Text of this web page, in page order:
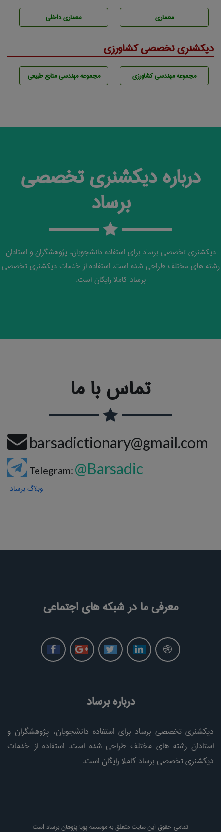
معماری معماری داخلی
دیکشنری تخصصی کشاورزی
مجموعه مهندسی كشاورزی مجموعه مهندسی منابع طبيعی
درباره دیکشنری تخصصی
برساد
دیکشنری تخصصی برساد برای استفاده دانشجویان، پژوهشگران و استادان
رشته های مختلف طراحی شده است. استفاده از خدمات دیکشنری تخصصی
برساد کاملا رایگان است.
تماس با ما
barsadictionary@gmail.com
Telegram: @Barsadic
وبلاگ برساد
معرفی ما در شبکه های اجتماعی
درباره برساد
دیکشنری تخصصی برساد برای استفاده دانشجویان، پژوهشگران و
استادان رشته های مختلف طراحی شده است. استفاده از خدمات
دیکشنری تخصصی برساد کاملا رایگان است.
تمامی حقوق این سایت متعلق به موسسه پویا پژوهان برساد است